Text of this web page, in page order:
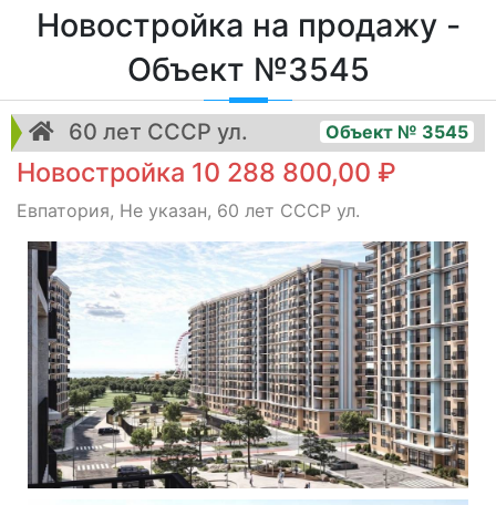
Новостройка на продажу -
Объект №3545
60 лет СССР ул. Объект № 3545
Новостройка 10 288 800,00 ₽
Евпатория, Не указан, 60 лет СССР ул.